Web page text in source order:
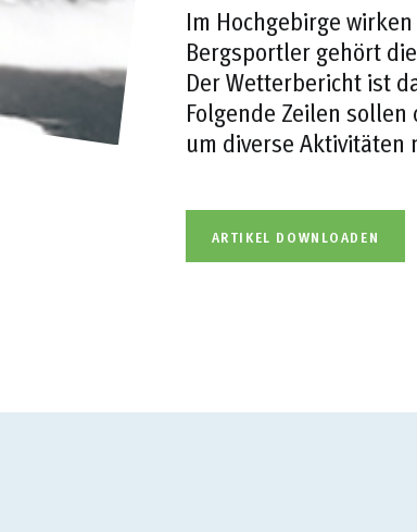
Im Hochgebirge
Bergsportler gehört
Der Wetterbericht ist
Folgende Zeilen
um diverse Aktivitäten
ARTIKEL DOWNLOADEN